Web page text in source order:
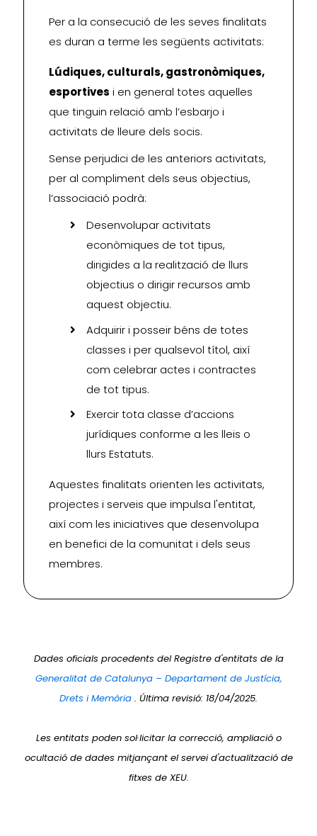
Per a la consecució de les seves finalitats
es duran a terme les següents activitats:
Lúdiques, culturals, gastronòmiques,
esportives i en general totes aquelles
que tinguin relació amb l’esbarjo i
activitats de lleure dels socis.
Sense perjudici de les anteriors activitats,
per al compliment dels seus objectius,
l’associació podrà:
Desenvolupar activitats
econòmiques de tot tipus,
dirigides a la realització de llurs
objectius o dirigir recursos amb
aquest objectiu.
Adquirir i posseir béns de totes
classes i per qualsevol títol, així
com celebrar actes i contractes
de tot tipus.
Exercir tota classe d’accions
jurídiques conforme a les lleis o
llurs Estatuts.
Aquestes finalitats orienten les activitats,
projectes i serveis que impulsa l'entitat,
així com les iniciatives que desenvolupa
en benefici de la comunitat i dels seus
membres.
Dades oficials procedents del Registre d'entitats de la
Generalitat de Catalunya – Departament de Justícia,
Drets i Memòria . Última revisió: 18/04/2025.
Les entitats poden sol·licitar la correcció, ampliació o
ocultació de dades mitjançant el servei d'actualització de
fitxes de XEU.